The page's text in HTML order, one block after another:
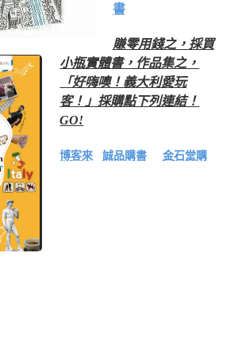
書
賺零用錢之，採買
小瓶實體書，作品集之，
「好嗨噢！義大利愛玩
客！」採購點下列連結！
GO!
博客來 誠品購書 金石堂購